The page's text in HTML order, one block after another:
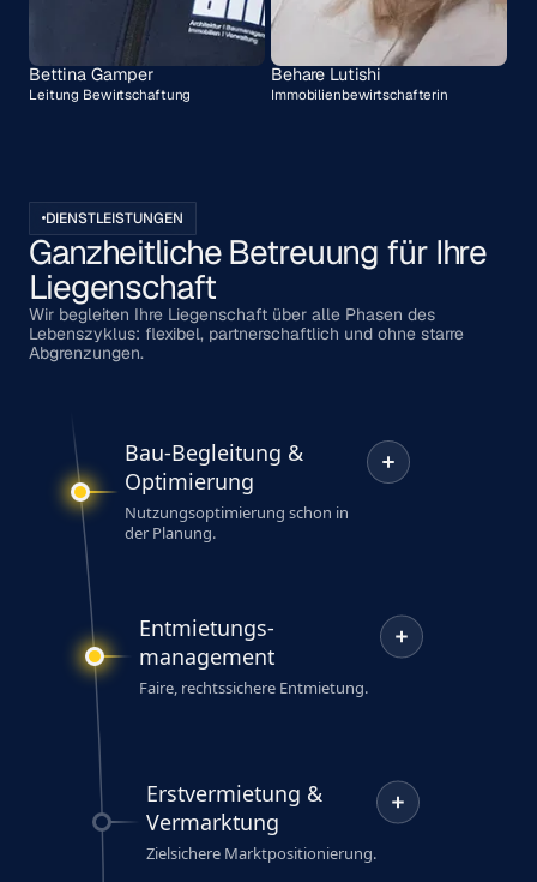
Bettina Gamper
Leitung Bewirtschaftung
Behare Lutishi
Immobilienbewirtschafterin
DIENSTLEISTUNGEN
Ganzheitliche Betreuung für Ihre
Liegenschaft
Wir begleiten Ihre Liegenschaft über alle Phasen des
Lebenszyklus: flexibel, partnerschaftlich und ohne starre
Abgrenzungen.
Bau-Begleitung &
Optimierung
Nutzungsoptimierung schon in
der Planung.
Entmietungs­
management
Faire, rechtssichere Entmietung.
Erstvermietung &
Vermarktung
Zielsichere Marktpositionierung.